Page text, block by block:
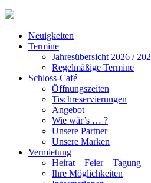
Neuigkeiten
Termine
Jahresübersicht 2026 /
Regelmäßige Termine
Schloss-Café
Öffnungszeiten
Tischreservierungen
Angebot
Wie wär’s … ?
Unsere Partner
Unsere Marken
Vermietung
Heirat – Feier – Tagung
Ihre Möglichkeiten